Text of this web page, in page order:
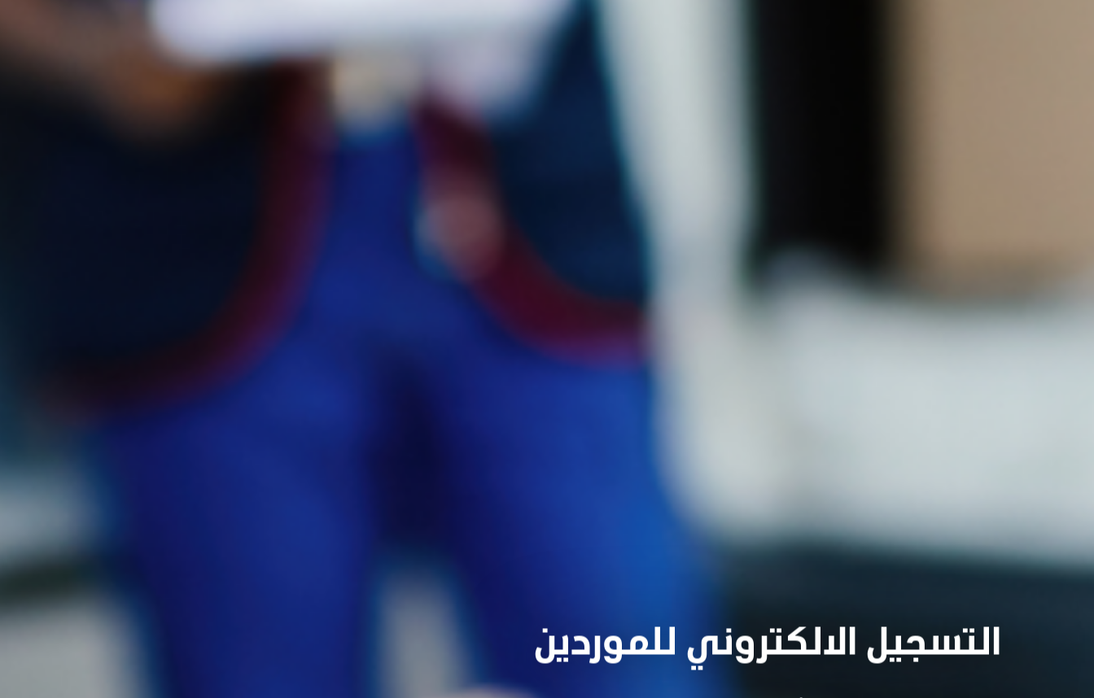
التسجيل الالكتروني للموردين